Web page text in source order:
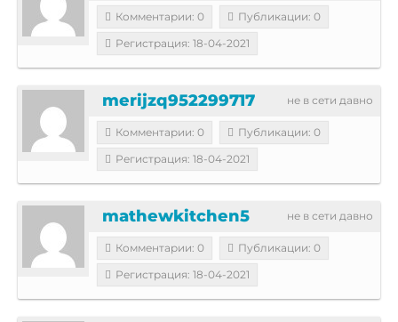
Комментарии: 0
Публикации: 0
Регистрация: 18-04-2021
не в сети давно
merijzq952299717
Комментарии: 0
Публикации: 0
Регистрация: 18-04-2021
не в сети давно
mathewkitchen5
Комментарии: 0
Публикации: 0
Регистрация: 18-04-2021